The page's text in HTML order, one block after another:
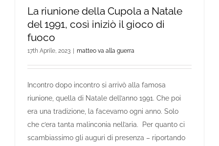
La riunione della Cupola a Natale
del 1991, così iniziò il gioco di
fuoco
17th Aprile, 2023 matteo va alla guerra
Incontro dopo incontro si arrivò alla famosa
riunione, quella di Natale dell’anno 1991. Che poi
era una tradizione, la facevamo ogni anno. Solo
che c’era tanta malinconia nell’aria. Per quanto ci
scambiassimo gli auguri di presenza – riportando